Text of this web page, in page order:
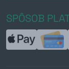
SPÔSOB